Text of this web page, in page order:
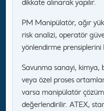
dikkate alınarak yapılır.
PM Manipülatör, ağır
risk analizi, operatör
yönlendirme prensiplerini
Savunma sanayi, kimya,
veya özel proses
varsa manipülatör
değerlendirilir. ATEX,